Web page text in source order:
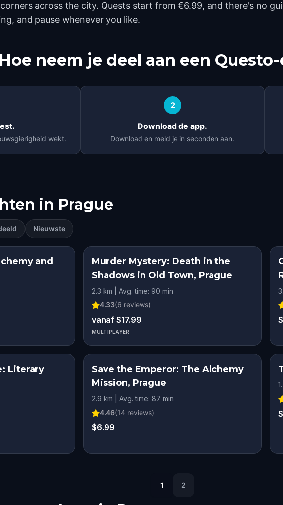
across the city. Quests start from €6.99, and there's no
and pause whenever you like.
Hoe neem je deel aan een
wekt.
2
Download de app.
Download en meld je in seconden aan.
in Prague
Nieuwste
and
Murder Mystery: Death in the
Shadows in Old Town, Prague
2.3 km | Avg. time: 90 min
4.33(6 reviews)
vanaf $17.99
MULTIPLAYER
Literary
Save the Emperor: The Alchemy
Mission, Prague
2.9 km | Avg. time: 87 min
4.46(14 reviews)
$6.99
1 2